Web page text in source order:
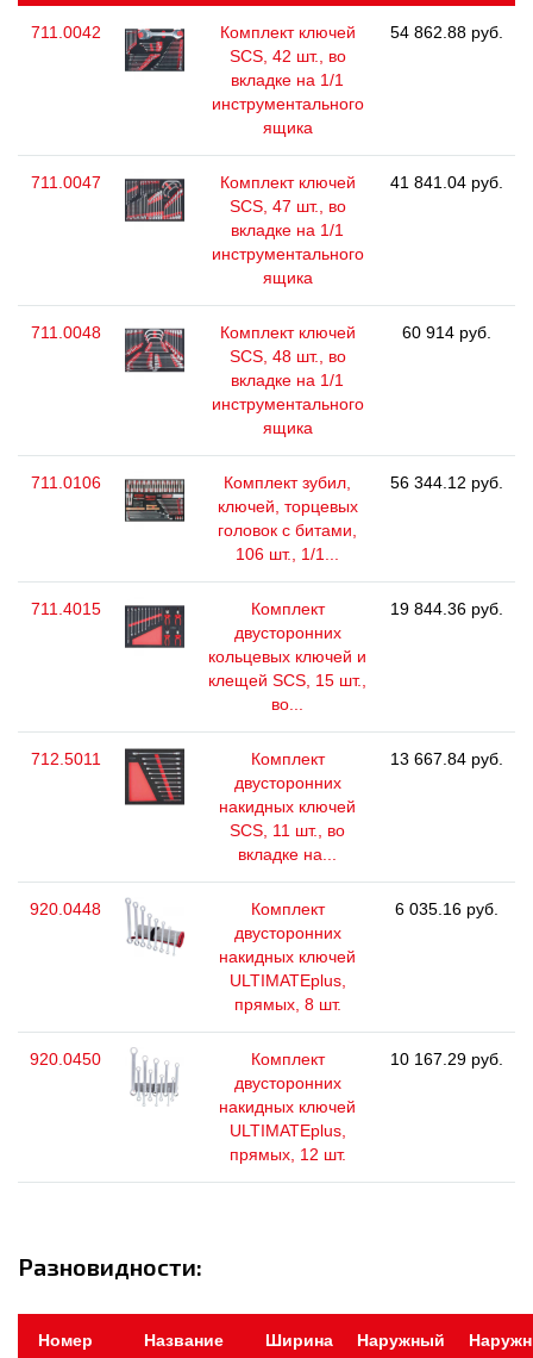
711.0042
Комплект ключей
SCS, 42 шт., во
вкладке на 1/1
инструментального
ящика
54 862.88 руб.
711.0047
Комплект ключей
SCS, 47 шт., во
вкладке на 1/1
инструментального
ящика
41 841.04 руб.
711.0048
Комплект ключей
SCS, 48 шт., во
вкладке на 1/1
инструментального
ящика
60 914 руб.
711.0106
Комплект зубил,
ключей, торцевых
головок с битами,
106 шт., 1/1...
56 344.12 руб.
711.4015
Комплект
двусторонних
кольцевых ключей и
клещей SCS, 15 шт.,
во...
19 844.36 руб.
712.5011
Комплект
двусторонних
накидных ключей
SCS, 11 шт., во
вкладке на...
13 667.84 руб.
920.0448
Комплект
двусторонних
накидных ключей
ULTIMATEplus,
прямых, 8 шт.
6 035.16 руб.
920.0450
Комплект
двусторонних
накидных ключей
ULTIMATEplus,
прямых, 12 шт.
10 167.29 руб.
Разновидности:
Номер
Название
Ширина
Наружный